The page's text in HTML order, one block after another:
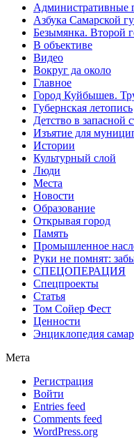
Административные
Азбука Самарской
Безымянка. Второй
В объективе
Видео
Вокруг да около
Главное
Город Куйбышев.
Губернская летопись
Детство в запасной
Изъятие для
Истории
Культурный слой
Люди
Места
Новости
Образование
Открывая город
Память
Промышленное
Руки не помнят:
СПЕЦОПЕРАЦИЯ
Спецпроекты
Статья
Том Сойер Фест
Ценности
Энциклопедия
Мета
Регистрация
Войти
Entries feed
Comments feed
WordPress.org